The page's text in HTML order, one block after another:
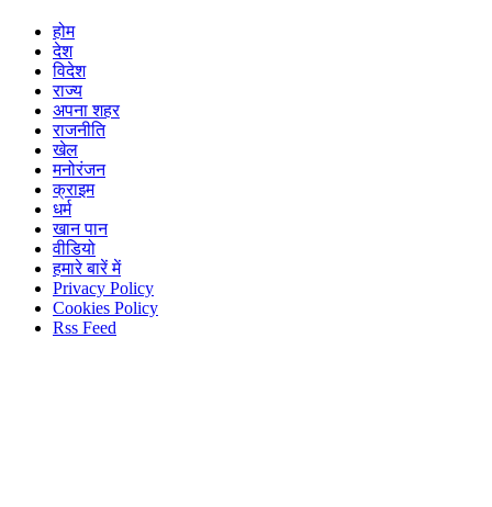
होम
देश
विदेश
राज्य
अपना शहर
राजनीति
खेल
मनोरंजन
क्राइम
धर्म
खान पान
वीडियो
हमारे बारें में
Privacy Policy
Cookies Policy
Rss Feed